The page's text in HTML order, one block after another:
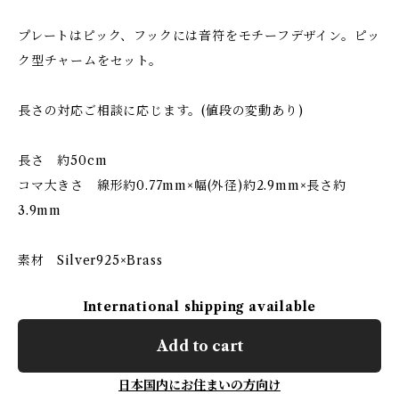
プレートはピック、フックには音符をモチーフデザイン。ピッ
ク型チャームをセット。
長さの対応ご相談に応じます。(値段の変動あり)
長さ 約50cm
コマ大きさ 線形約0.77mm×幅(外径)約2.9mm×長さ約
3.9mm
素材 Silver925×Brass
International shipping available
Add to cart
日本国内にお住まいの方向け